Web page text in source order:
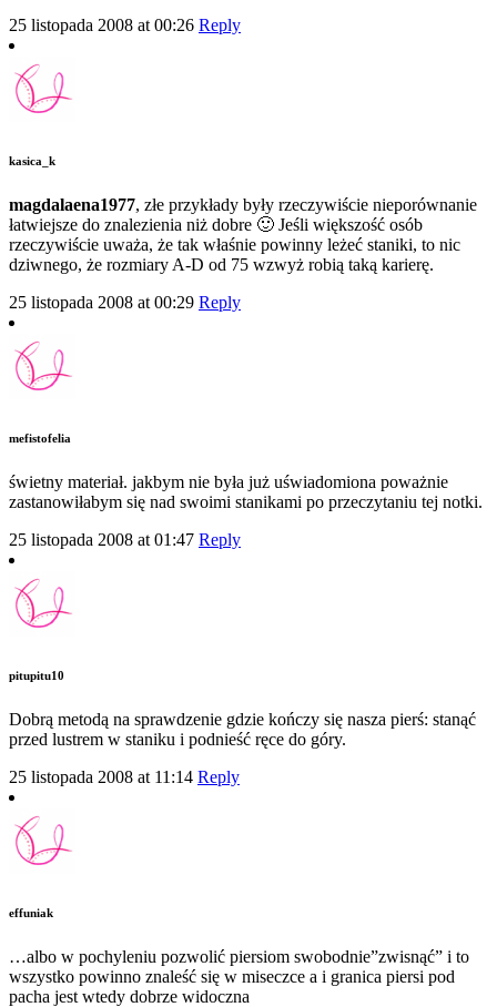
25 listopada 2008 at 00:26 Reply
kasica_k
magdalaena1977, złe przykłady były rzeczywiście nieporównanie
łatwiejsze do znalezienia niż dobre 🙂 Jeśli większość osób
rzeczywiście uważa, że tak właśnie powinny leżeć staniki, to nic
dziwnego, że rozmiary A-D od 75 wzwyż robią taką karierę.
25 listopada 2008 at 00:29 Reply
mefistofelia
świetny materiał. jakbym nie była już uświadomiona poważnie
zastanowiłabym się nad swoimi stanikami po przeczytaniu tej notki.
25 listopada 2008 at 01:47 Reply
pitupitu10
Dobrą metodą na sprawdzenie gdzie kończy się nasza pierś: stanąć
przed lustrem w staniku i podnieść ręce do góry.
25 listopada 2008 at 11:14 Reply
effuniak
…albo w pochyleniu pozwolić piersiom swobodnie”zwisnąć” i to
wszystko powinno znaleść się w miseczce a i granica piersi pod
pacha jest wtedy dobrze widoczna